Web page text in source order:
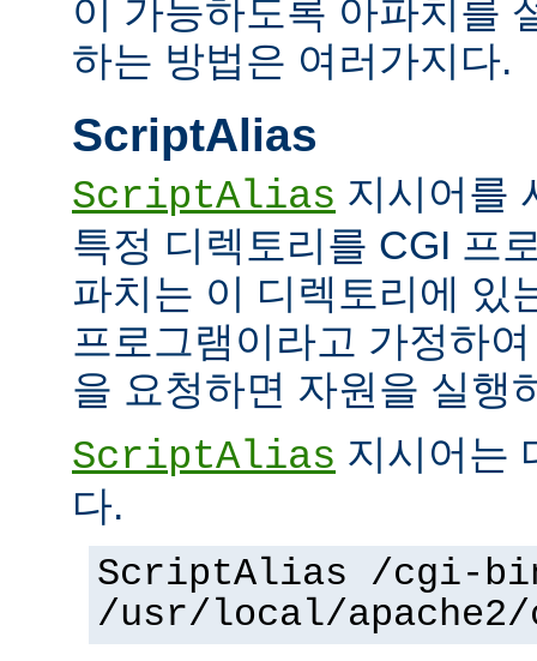
이 가능하도록 아파치를
하는 방법은 여러가지다.
ScriptAlias
ScriptAlias 지시어를
특정 디렉토리를 CGI 프
파치는 이 디렉토리에 있
프로그램이라고 가정하
을 요청하면 자원을 실행
ScriptAlias 지시어는
다.
ScriptAlias /cgi-
/usr/local/